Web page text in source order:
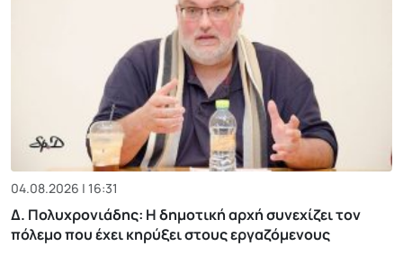
04.08.2026 | 16:31
Δ. Πολυχρονιάδης: Η δημοτική αρχή συνεχίζει τον
πόλεμο που έχει κηρύξει στους εργαζόμενους